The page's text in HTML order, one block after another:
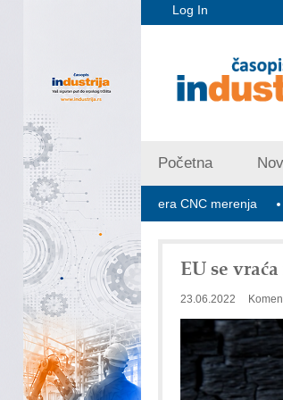
Log In
Početna
V PLUS: Nova era CNC merenja OBO
EU se
23.06.2022